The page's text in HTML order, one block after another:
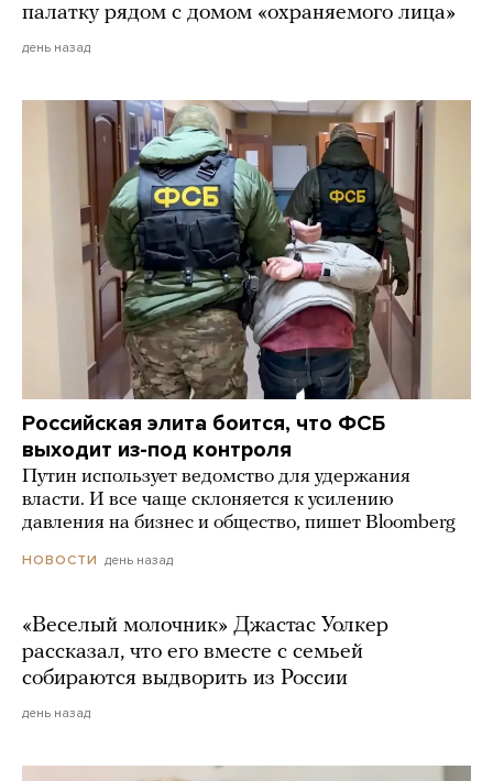
палатку рядом с домом «охраняемого лица»
день назад
Российская элита боится, что ФСБ
выходит из-под контроля
Путин использует ведомство для удержания
власти. И все чаще склоняется к усилению
давления на бизнес и общество, пишет Bloomberg
НОВОСТИ день назад
«Веселый молочник» Джастас Уолкер
рассказал, что его вместе с семьей
собираются выдворить из России
день назад